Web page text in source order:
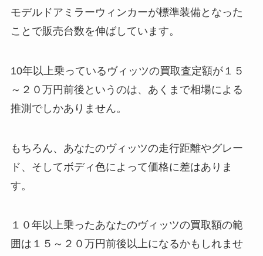
モデルドアミラーウィンカーが標準装備となった
ことで販売台数を伸ばしています。
10年以上乗っているヴィッツの買取査定額が１５
～２０万円前後というのは、あくまで相場による
推測でしかありません。
もちろん、あなたのヴィッツの走行距離やグレー
ド、そしてボディ色によって価格に差はありま
す。
１０年以上乗ったあなたのヴィッツの買取額の範
囲は１５～２０万円前後以上になるかもしれませ